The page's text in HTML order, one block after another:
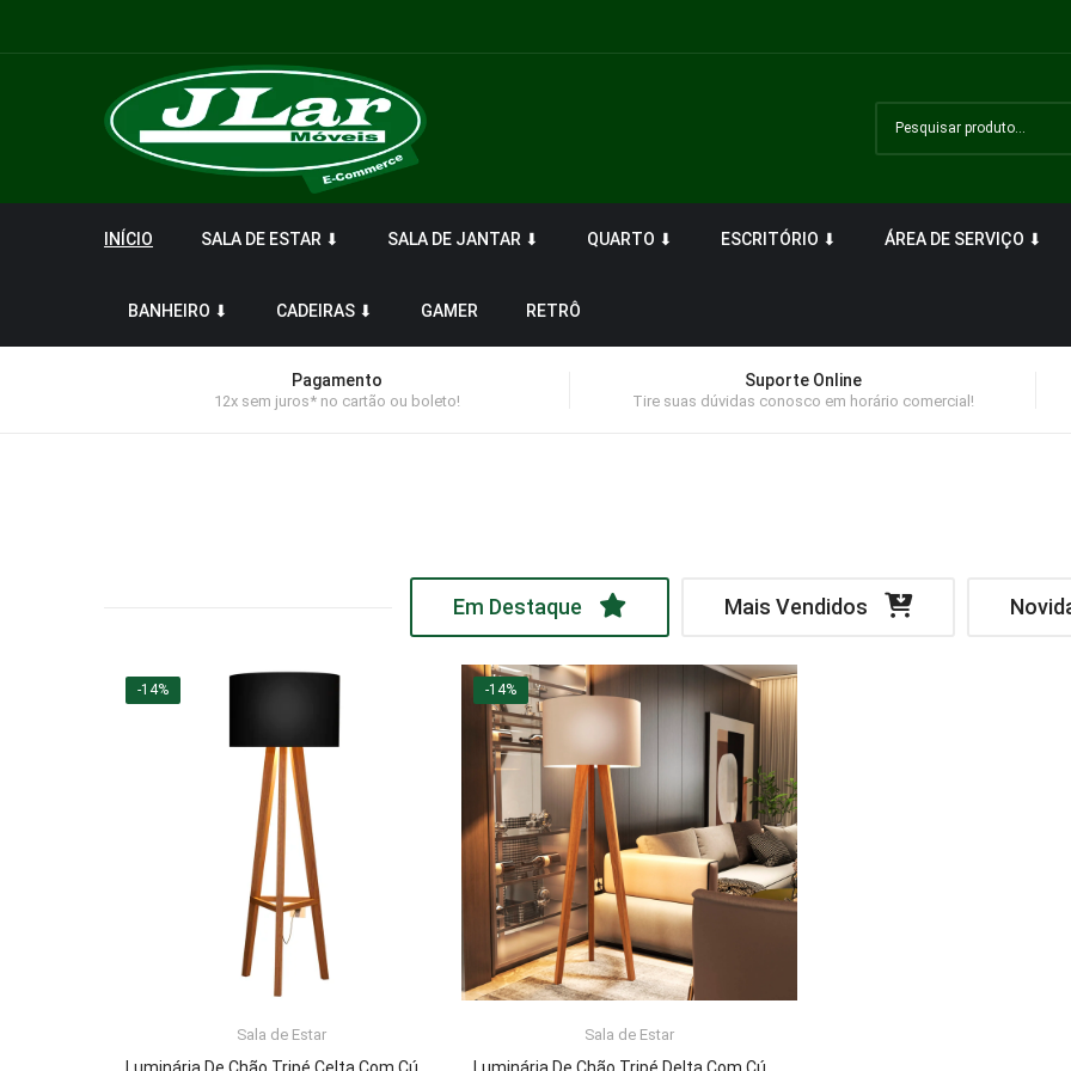
INÍCIO SALA DE ESTAR ⬇ SALA DE JANTAR ⬇ QUARTO ⬇ ESCRITÓRIO ⬇ ÁREA DE SERVIÇO ⬇
BANHEIRO ⬇ CADEIRAS ⬇ GAMER RETRÔ
Pagamento
12x sem juros* no cartão ou boleto!
Suporte Online
Tire suas dúvidas conosco em horário comercial!
Em Destaque Mais Vendidos
-14%
Sala de Estar
ADICIONAR AO CARRINHO
-14%
Sala de Estar
LER MAIS